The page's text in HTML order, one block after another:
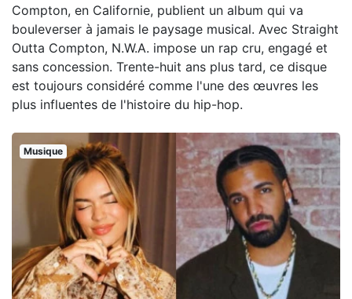
Compton, en Californie, publient un album qui va
bouleverser à jamais le paysage musical. Avec Straight
Outta Compton, N.W.A. impose un rap cru, engagé et
sans concession. Trente-huit ans plus tard, ce disque
est toujours considéré comme l'une des œuvres les
plus influentes de l'histoire du hip-hop.
Musique